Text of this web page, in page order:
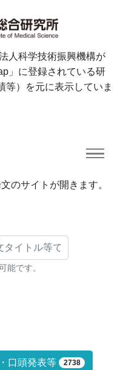
人科学技術振興機構が
」に登録されている研
等）を元に表示していま
のサイトが開きます。
件
能です。
り込み条件で
口頭発表等 2738